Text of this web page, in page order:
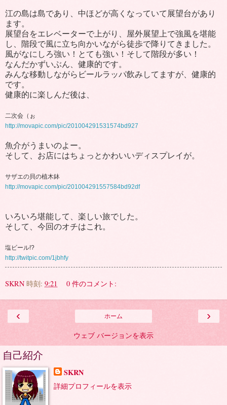
江の島は島であり、中ほどが高くなっていて展望台があり
ます。
展望台をエレベーターで上がり、屋外展望上で強風を堪能
し、階段で風に立ち向かいながら徒歩で降りてきました。
風がなにしろ強い！とても強い！そして階段が多い！
なんだかずいぶん、健康的です。
みんな移動しながらビールラッパ飲みしてますが、健康的
です。
健康的に楽しんだ後は、
二次会（ぉ
http://movapic.com/pic/201004291531574bd927
魚介がうまいのよー。
そして、お店にはちょっとかわいいディスプレイが。
サザエの貝の植木鉢
http://movapic.com/pic/201004291557584bd92df
いろいろ堪能して、楽しい旅でした。
そして、今回のオチはこれ。
塩ビール!?
http://twitpic.com/1jbhfy
SKRN 時刻: 9:21 0 件のコメント:
‹ ›
ホーム
ウェブ バージョンを表示
自己紹介
SKRN
詳細プロフィールを表示